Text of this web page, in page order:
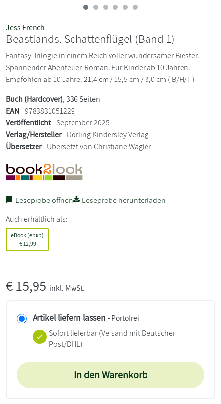
Jess French
Beastlands. Schattenflügel (Band 1)
Fantasy-Trilogie in einem Reich voller wundersamer Biester.
Spannender Abenteuer-Roman. Für Kinder ab 10 Jahren.
Empfohlen ab 10 Jahre. 21,4 cm / 15,5 cm / 3,0 cm ( B/H/T )
Buch (Hardcover), 336 Seiten
EAN 9783831051229
Veröffentlicht September 2025
Verlag/Hersteller Dorling Kindersley Verlag
Übersetzer Übersetzt von Christiane Wagler
Leseprobe öffnen
Leseprobe herunterladen
Auch erhältlich als:
eBook (epub)
€12,99
€15,95 inkl. MwSt.
Artikel liefern lassen - Portofrei
Sofort lieferbar(Versand mit Deutscher
Post/DHL)
In den Warenkorb